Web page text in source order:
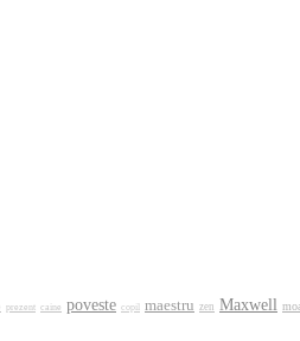
prezent caine poveste copil maestru zen Maxwell